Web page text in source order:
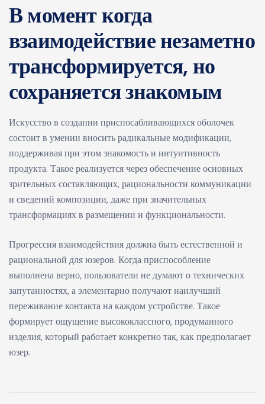
В момент когда
взаимодействие незаметно
трансформируется, но
сохраняется знакомым
Искусство в создании приспосабливающихся оболочек
состоит в умении вносить радикальные модификации,
поддерживая при этом знакомость и интуитивность
продукта. Такое реализуется через обеспечение основных
зрительных составляющих, рациональности коммуникации
и сведений композиции, даже при значительных
трансформациях в размещении и функциональности.
Прогрессия взаимодействия должна быть естественной и
рациональной для юзеров. Когда приспособление
выполнена верно, пользователи не думают о технических
запутанностях, а элементарно получают наилучший
переживание контакта на каждом устройстве. Такое
формирует ощущение высококлассного, продуманного
изделия, который работает конкретно так, как предполагает
юзер.